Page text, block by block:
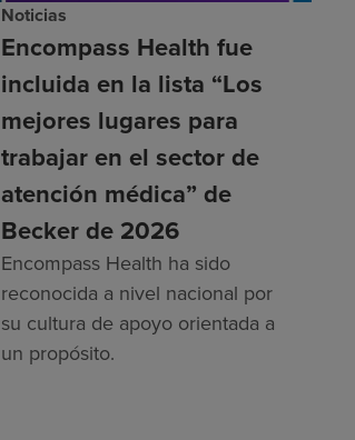
Noticias
Encompass Health fue
incluida en la lista “Los
mejores lugares para
trabajar en el sector de
atención médica” de
Becker de 2026
Encompass Health ha sido
reconocida a nivel nacional por
su cultura de apoyo orientada a
un propósito.